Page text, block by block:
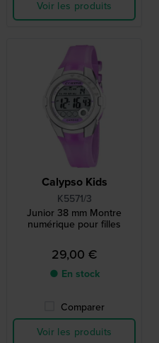
Voir les produits
Calypso Kids
K5571/3
Junior 38 mm Montre
numérique pour filles
29,00 €
● En stock
Comparer
Voir les produits